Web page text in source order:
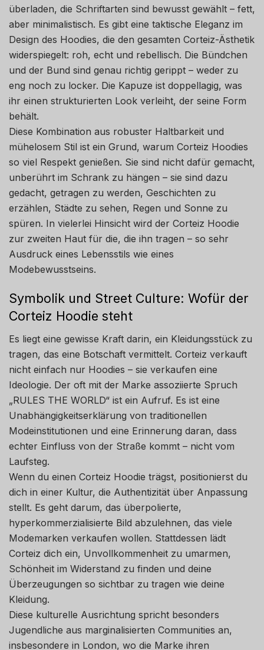
überladen, die Schriftarten sind bewusst gewählt – fett,
aber minimalistisch. Es gibt eine taktische Eleganz im
Design des Hoodies, die den gesamten Corteiz-Ästhetik
widerspiegelt: roh, echt und rebellisch. Die Bündchen
und der Bund sind genau richtig gerippt – weder zu
eng noch zu locker. Die Kapuze ist doppellagig, was
ihr einen strukturierten Look verleiht, der seine Form
behält.
Diese Kombination aus robuster Haltbarkeit und
mühelosem Stil ist ein Grund, warum Corteiz Hoodies
so viel Respekt genießen. Sie sind nicht dafür gemacht,
unberührt im Schrank zu hängen – sie sind dazu
gedacht, getragen zu werden, Geschichten zu
erzählen, Städte zu sehen, Regen und Sonne zu
spüren. In vielerlei Hinsicht wird der Corteiz Hoodie
zur zweiten Haut für die, die ihn tragen – so sehr
Ausdruck eines Lebensstils wie eines
Modebewusstseins.
Symbolik und Street Culture: Wofür der
Corteiz Hoodie steht
Es liegt eine gewisse Kraft darin, ein Kleidungsstück zu
tragen, das eine Botschaft vermittelt. Corteiz verkauft
nicht einfach nur Hoodies – sie verkaufen eine
Ideologie. Der oft mit der Marke assoziierte Spruch
„RULES THE WORLD“ ist ein Aufruf. Es ist eine
Unabhängigkeitserklärung von traditionellen
Modeinstitutionen und eine Erinnerung daran, dass
echter Einfluss von der Straße kommt – nicht vom
Laufsteg.
Wenn du einen Corteiz Hoodie trägst, positionierst du
dich in einer Kultur, die Authentizität über Anpassung
stellt. Es geht darum, das überpolierte,
hyperkommerzialisierte Bild abzulehnen, das viele
Modemarken verkaufen wollen. Stattdessen lädt
Corteiz dich ein, Unvollkommenheit zu umarmen,
Schönheit im Widerstand zu finden und deine
Überzeugungen so sichtbar zu tragen wie deine
Kleidung.
Diese kulturelle Ausrichtung spricht besonders
Jugendliche aus marginalisierten Communities an,
insbesondere in London, wo die Marke ihren